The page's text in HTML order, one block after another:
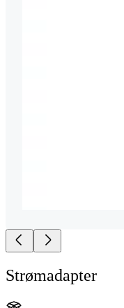
Strømadapter